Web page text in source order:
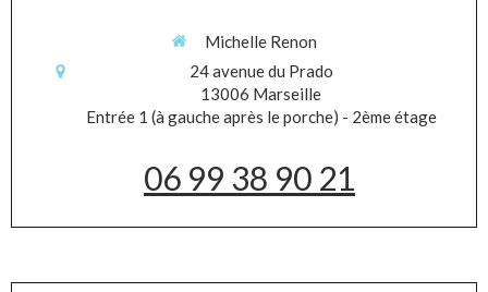
Michelle Renon
24 avenue du Prado
13006 Marseille
Entrée 1 (à gauche après le porche) - 2ème étage
06 99 38 90 21